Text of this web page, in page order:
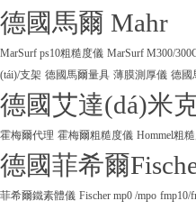
德國馬爾 Mahr
MarSurf ps10粗糙度儀 MarSurf M300/
(tái)/支架 德國馬爾量具 薄膜測厚儀 德國
德國艾達(dá)米
霍梅爾代理 霍梅爾粗糙度儀 Hommel粗
德國菲希爾
菲希爾鐵素體儀 Fischer mp0 /mpo fmp10/